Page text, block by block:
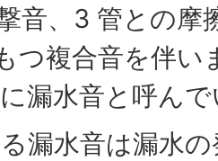
音、3 管との摩
つ複合音を伴い
漏水音と呼ん
漏水音は漏水